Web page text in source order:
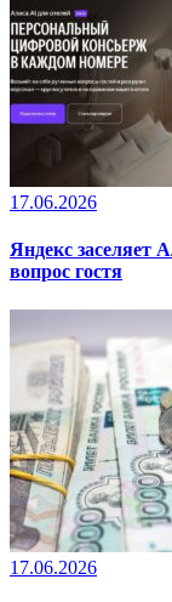
17.06.2026
Яндекс заселяет
вопрос гостя
17.06.2026